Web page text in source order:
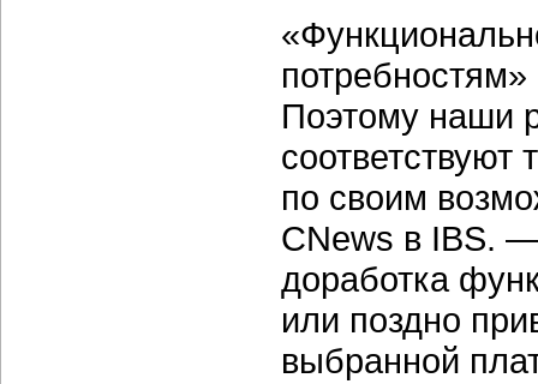
Поэтому наши
по своим
CNews в IBS.
доработка
или поздно
выбранной